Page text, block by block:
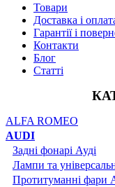
Товари
Доставка і
Гарантії і
Контакти
Блог
Статті
ALFA ROMEO
AUDI
Задні фонарі Ауді
Лампи та
Протитуманні фари